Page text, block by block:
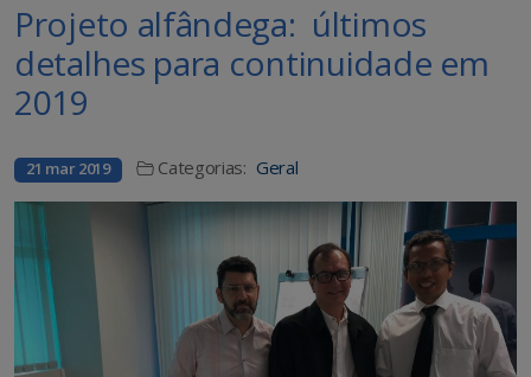
Projeto alfândega: últimos
detalhes para continuidade em
2019
21 mar 2019 Categorias: Geral